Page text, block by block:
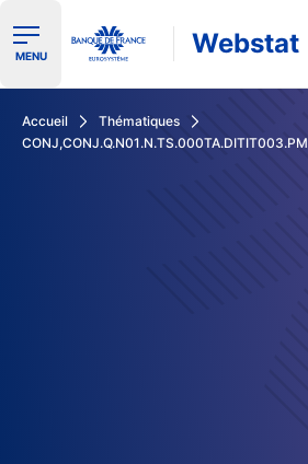
Ouvrir le menu de navigation
MENU Webstat
Accueil
Thématiques
CONJ,CONJ.Q.N01.N.TS.000TA.DITIT003.PM